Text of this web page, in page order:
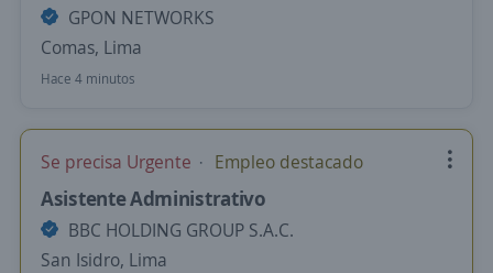
GPON NETWORKS
Comas, Lima
Hace 4 minutos
Se precisa Urgente Empleo destacado
Asistente Administrativo
BBC HOLDING GROUP S.A.C.
San Isidro, Lima